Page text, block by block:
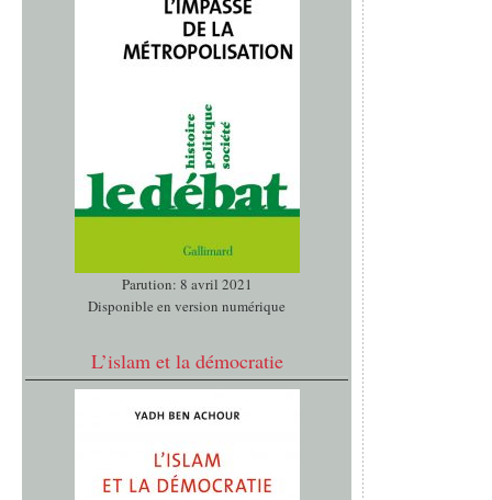
Parution: 8 avril 2021
Disponible en version numérique
L’islam et la démocratie